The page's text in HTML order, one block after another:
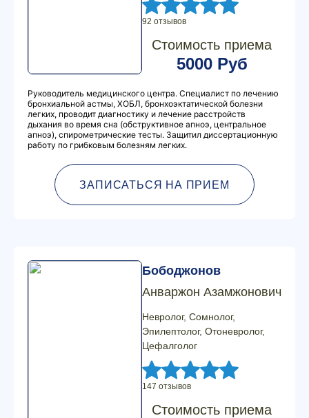
92 отзывов
Стоимость приема
5000 Руб
Руководитель медицинского центра. Специалист по лечению
бронхиальной астмы, ХОБЛ, бронхоэктатической болезни
легких, проводит диагностику и лечение расстройств
дыхания во время сна (обструктивное апноэ, центральное
апноэ), спирометрические тесты. Защитил диссертационную
работу по грибковым болезням легких.
ЗАПИСАТЬСЯ НА ПРИЕМ
Бободжонов
Анваржон Азамжонович
Невролог, Сомнолог,
Эпилептолог, Отоневролог,
Цефалголог
147 отзывов
Стоимость приема